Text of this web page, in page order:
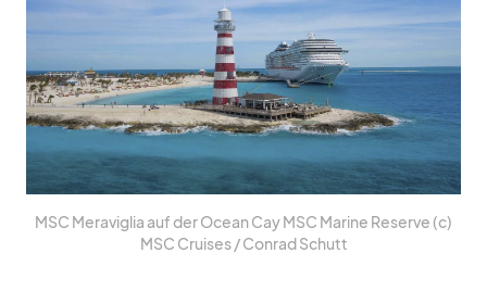
MSC Me­ra­vi­glia auf der Ocean Cay MSC Ma­rine Re­serve (c)
MSC Crui­ses /​ Con­rad Schutt